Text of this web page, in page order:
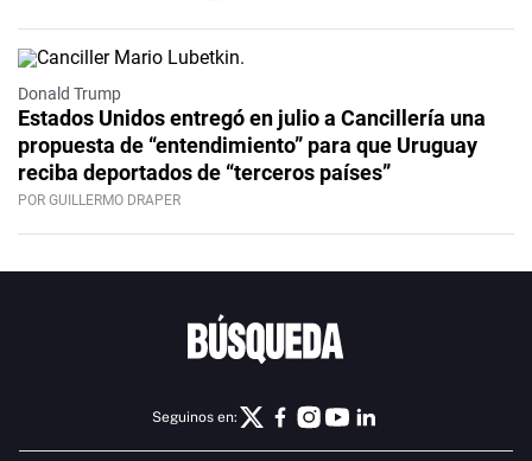
Donald Trump
Estados Unidos entregó en julio a Cancillería una
propuesta de “entendimiento” para que Uruguay
reciba deportados de “terceros países”
POR GUILLERMO DRAPER
Seguinos en: